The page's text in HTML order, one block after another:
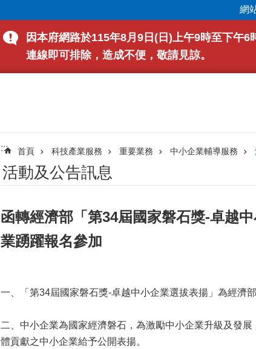
網
因本府網路於115年8月9日(日)上午9時至下午
連線即可排除，造成不便，敬請見諒。
::: 首頁 科技產業服務 重要業務 中小企業輔導服務
活動及公告訊息
函轉經濟部「第34屆國家磐石獎-卓越
業踴躍報名參加
一、「第34屆國家磐石獎-卓越中小企業選拔表揚」為經濟
二、中小企業為國家經濟磐石，為激勵中小企業升級及發
體貢獻之中小企業給予公開表揚。